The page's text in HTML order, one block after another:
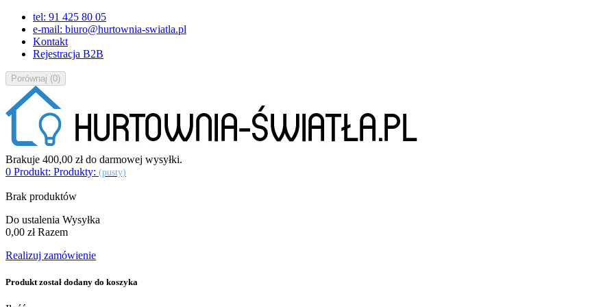
tel: 91 425 80 05
e-mail: biuro@hurtownia-swiatla.pl
Kontakt
Rejestracja B2B
Porównaj (0)
Brakuje 400,00 złdo darmowej wysyłki.
0 Produkt: Produkty: (pusty)
Brak produktów
Do ustalenia Wysyłka
0,00 zł Razem
Realizuj zamówienie
Produkt został dodany do koszyka